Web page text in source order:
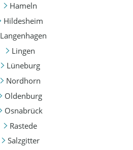
Hameln
Hildesheim
Langenhagen
Lingen
Lüneburg
Nordhorn
Oldenburg
Osnabrück
Rastede
Salzgitter